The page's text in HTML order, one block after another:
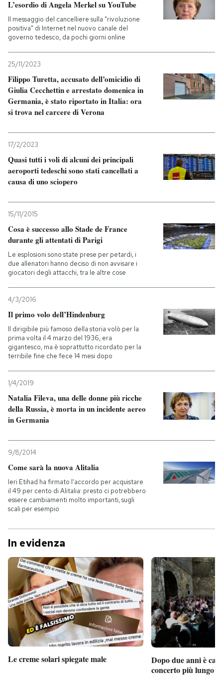
L’esordio di Angela Merkel su YouTube
Il messaggio del cancelliere sulla "rivoluzione
positiva" di Internet nel nuovo canale del
governo tedesco, da pochi giorni online
25/11/2023
Filippo Turetta, accusato dell’omicidio di
Giulia Cecchettin e arrestato domenica in
Germania, è stato riportato in Italia: ora
si trova nel carcere di Verona
17/2/2023
Quasi tutti i voli di alcuni dei principali
aeroporti tedeschi sono stati cancellati a
causa di uno sciopero
15/11/2015
Cosa è successo allo Stade de France
durante gli attentati di Parigi
Le esplosioni sono state prese per petardi, i
due allenatori hanno deciso di non avvisare i
giocatori degli attacchi, tra le altre cose
4/3/2016
Il primo volo dell’Hindenburg
Il dirigibile più famoso della storia volò per la
prima volta il 4 marzo del 1936, era
gigantesco, ma è soprattutto ricordato per la
terribile fine che fece 14 mesi dopo
1/4/2019
Natalia Fileva, una delle donne più ricche
della Russia, è morta in un incidente aereo
in Germania
9/8/2014
Come sarà la nuova Alitalia
Ieri Etihad ha firmato l'accordo per acquistare
il 49 per cento di Alitalia: presto ci potrebbero
essere cambiamenti molto importanti, sugli
scali per esempio
In evidenza
Le creme solari spiegate male
Dopo due anni è
concerto più lungo